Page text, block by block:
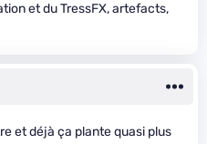
et du TressFX, artefacts,
et déjà ça plante quasi plus